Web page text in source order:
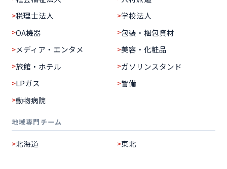
税理士法人
学校法人
OA機器
包装・梱包資材
メディア・エンタメ
美容・化粧品
旅館・ホテル
ガソリンスタンド
LPガス
警備
動物病院
地域専門チーム
北海道 東北